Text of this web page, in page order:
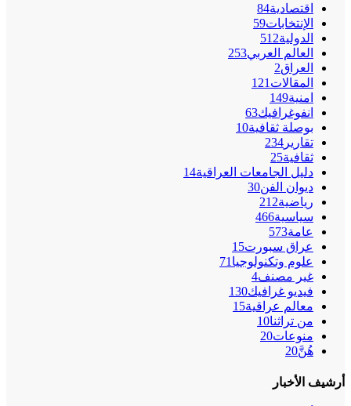
اقتصادية84
الإنتخابات59
الدولية512
العالم العربي253
العراق2
المقالات 121
امنية149
انفوغرافيك63
بوصلة ثقافية10
تقارير 234
ثقافية25
دليل الجامعات العراقية14
ديوان الفن30
رياضية212
سياسية466
عامة573
عراق سبورت15
علوم وتكنولوجيا 71
غير مصنف4
فيديو غرافيك130
معالم عراقية15
من تراثنا10
منوعات20
هُنَّ20
أرشيف الأخبار